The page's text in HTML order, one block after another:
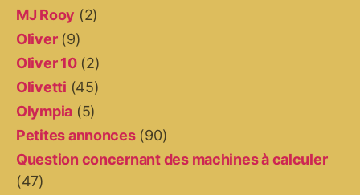
MJ Rooy (2)
Oliver(9)
Oliver 10(2)
Olivetti (45)
Olympia (5)
Petites annonces(90)
Question concernant des machines à calculer
(47)